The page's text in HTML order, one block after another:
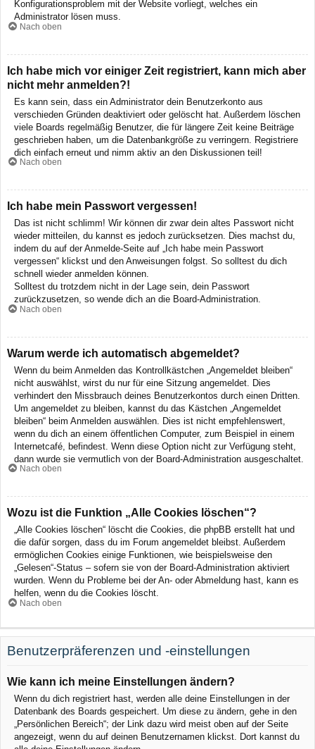
Konfigurationsproblem mit der Website vorliegt, welches ein
Administrator lösen muss.
Nach oben
Ich habe mich vor einiger Zeit registriert, kann mich aber
nicht mehr anmelden?!
Es kann sein, dass ein Administrator dein Benutzerkonto aus
verschieden Gründen deaktiviert oder gelöscht hat. Außerdem löschen
viele Boards regelmäßig Benutzer, die für längere Zeit keine Beiträge
geschrieben haben, um die Datenbankgröße zu verringern. Registriere
dich einfach erneut und nimm aktiv an den Diskussionen teil!
Nach oben
Ich habe mein Passwort vergessen!
Das ist nicht schlimm! Wir können dir zwar dein altes Passwort nicht
wieder mitteilen, du kannst es jedoch zurücksetzen. Dies machst du,
indem du auf der Anmelde-Seite auf „Ich habe mein Passwort
vergessen“ klickst und den Anweisungen folgst. So solltest du dich
schnell wieder anmelden können.
Solltest du trotzdem nicht in der Lage sein, dein Passwort
zurückzusetzen, so wende dich an die Board-Administration.
Nach oben
Warum werde ich automatisch abgemeldet?
Wenn du beim Anmelden das Kontrollkästchen „Angemeldet bleiben“
nicht auswählst, wirst du nur für eine Sitzung angemeldet. Dies
verhindert den Missbrauch deines Benutzerkontos durch einen Dritten.
Um angemeldet zu bleiben, kannst du das Kästchen „Angemeldet
bleiben“ beim Anmelden auswählen. Dies ist nicht empfehlenswert,
wenn du dich an einem öffentlichen Computer, zum Beispiel in einem
Internetcafé, befindest. Wenn diese Option nicht zur Verfügung steht,
dann wurde sie vermutlich von der Board-Administration ausgeschaltet.
Nach oben
Wozu ist die Funktion „Alle Cookies löschen“?
„Alle Cookies löschen“ löscht die Cookies, die phpBB erstellt hat und
die dafür sorgen, dass du im Forum angemeldet bleibst. Außerdem
ermöglichen Cookies einige Funktionen, wie beispielsweise den
„Gelesen“-Status – sofern sie von der Board-Administration aktiviert
wurden. Wenn du Probleme bei der An- oder Abmeldung hast, kann es
helfen, wenn du die Cookies löscht.
Nach oben
Benutzerpräferenzen und -einstellungen
Wie kann ich meine Einstellungen ändern?
Wenn du dich registriert hast, werden alle deine Einstellungen in der
Datenbank des Boards gespeichert. Um diese zu ändern, gehe in den
„Persönlichen Bereich“; der Link dazu wird meist oben auf der Seite
angezeigt, wenn du auf deinen Benutzernamen klickst. Dort kannst du